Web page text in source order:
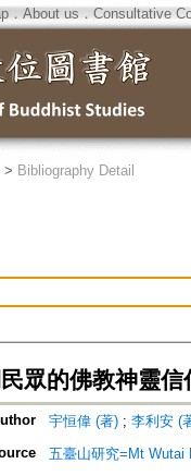
．About us ． Consultative
> Bibliography Detail
眾的佛教神靈
宇恒偉 (著) ; 李利安 (
五臺山研究=Mt Wutai